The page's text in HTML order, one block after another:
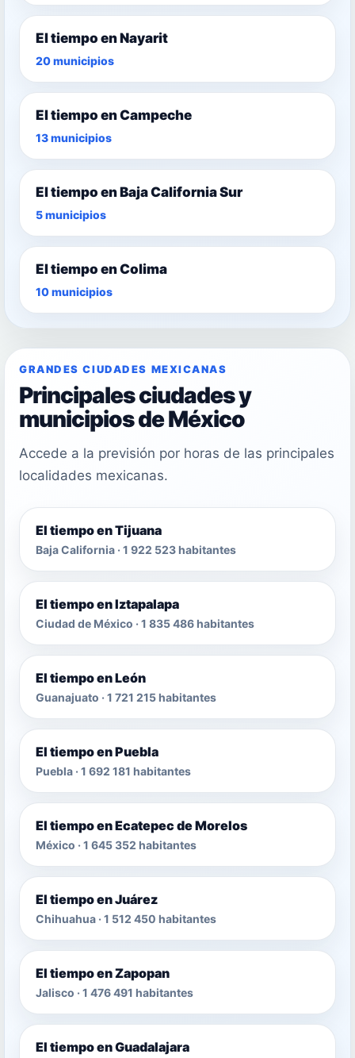
El tiempo en Nayarit
20 municipios
El tiempo en Campeche
13 municipios
El tiempo en Baja California Sur
5 municipios
El tiempo en Colima
10 municipios
GRANDES CIUDADES MEXICANAS
Principales ciudades y
municipios de México
Accede a la previsión por horas de las principales
localidades mexicanas.
El tiempo en Tijuana
Baja California · 1 922 523 habitantes
El tiempo en Iztapalapa
Ciudad de México · 1 835 486 habitantes
El tiempo en León
Guanajuato · 1 721 215 habitantes
El tiempo en Puebla
Puebla · 1 692 181 habitantes
El tiempo en Ecatepec de Morelos
México · 1 645 352 habitantes
El tiempo en Juárez
Chihuahua · 1 512 450 habitantes
El tiempo en Zapopan
Jalisco · 1 476 491 habitantes
El tiempo en Guadalajara